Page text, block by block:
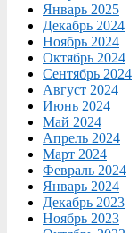
Январь 2025
Декабрь 2024
Ноябрь 2024
Октябрь 2024
Сентябрь 2024
Август 2024
Июнь 2024
Май 2024
Апрель 2024
Март 2024
Февраль 2024
Январь 2024
Декабрь 2023
Ноябрь 2023